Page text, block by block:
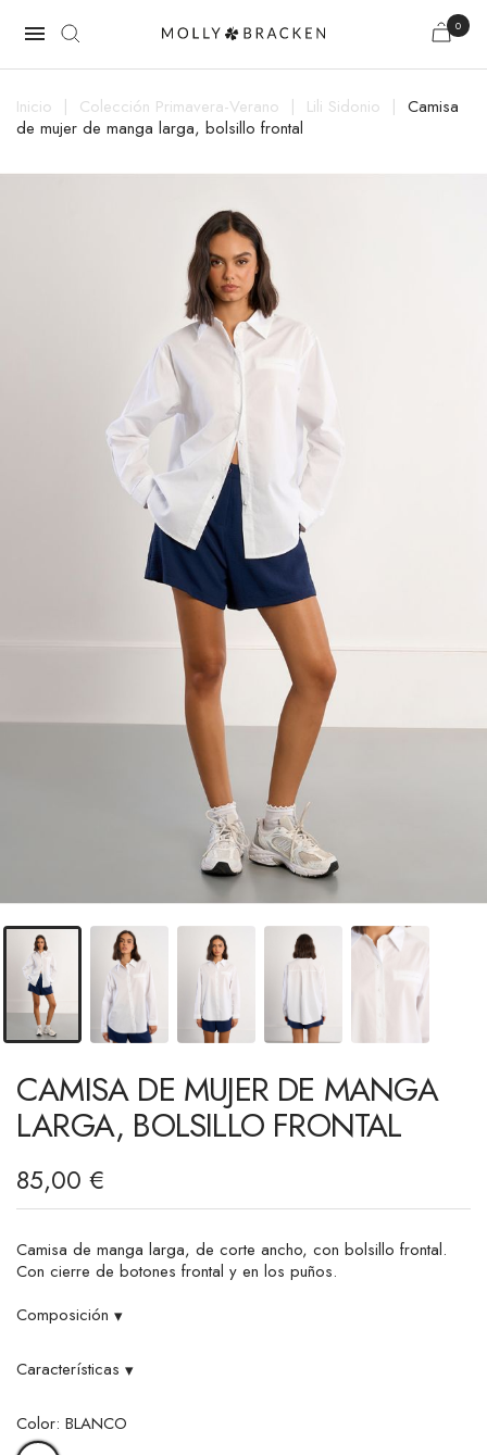
 0
Inicio Colección Primavera-Verano Lili Sidonio
Camisa
de mujer de manga larga, bolsillo frontal
CAMISA DE MUJER DE MANGA
LARGA, BOLSILLO FRONTAL
85,00 €
Camisa de manga larga, de corte ancho, con bolsillo frontal.
Con cierre de botones frontal y en los puños.
Composición ▾
Características ▾
Color: BLANCO